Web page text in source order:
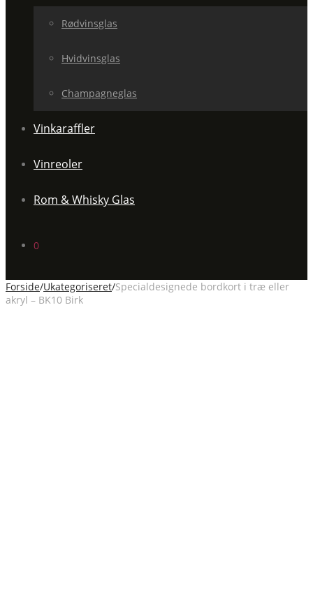
Rødvinsglas
Hvidvinsglas
Champagneglas
Vinkaraffler
Vinreoler
Rom & Whisky Glas
0
Forside/Ukategoriseret/Specialdesignede bordkort i træ eller
akryl – BK10 Birk